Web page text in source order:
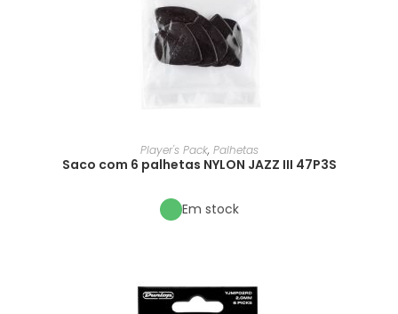
Player's Pack, Palhetas
Saco com 6 palhetas NYLON JAZZ III 47P3S
Em stock